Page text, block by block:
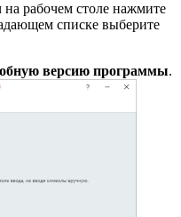
на рабочем столе нажмите
списке выберите
версию программы.